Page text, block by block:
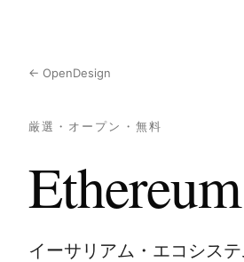
← OpenDesign
厳選・オープン・無料
Ethereum
イーサリアム・エコシス